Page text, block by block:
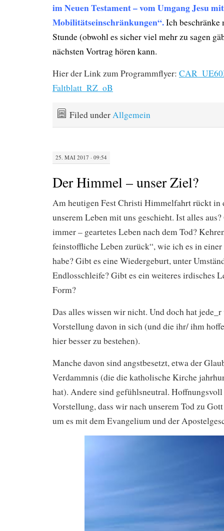
im Neuen Testament – vom Umgang Jesu mit
Mobilitätseinschränkungen“.Ich beschränke
Stunde (obwohl es sicher viel mehr zu sagen
nächsten Vortrag hören kann.
Hier der Link zum Programmflyer:
Faltblatt_RZ_oB
Filed underAllgemein
25. MAI 2017 · 09:54
Der Himmel – unser Ziel?
Am heutigen Fest Christi Himmelfahrt rückt in
unserem Leben mit uns geschieht. Ist alles
immer – geartetes Leben nach dem Tod?
feinstoffliche Leben zurück“, wie ich es in
habe? Gibt es eine Wiedergeburt, unter
Endlosschleife? Gibt es ein weiteres irdisches
Form?
Das alles wissen wir nicht. Und doch hat jede_r
Vorstellung davon in sich (und die ihr/ ihm
hier besser zu bestehen).
Manche davon sind angstbesetzt, etwa der
Verdammnis (die die katholische Kirche
hat). Andere sind gefühlsneutral.
Vorstellung, dass wir nach unserem Tod zu
um es mit dem Evangelium und der